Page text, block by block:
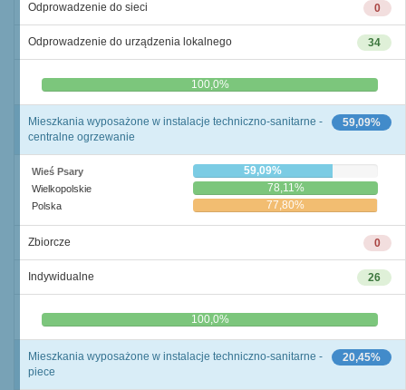
0
Odprowadzenie do sieci
34
Odprowadzenie do urządzenia lokalnego
0,0% 100,0%
59,09%
Mieszkania wyposażone w instalacje techniczno-sanitarne -
centralne ogrzewanie
Wieś Psary 59,09%
Wielkopolskie 78,11%
Polska 77,80%
0
Zbiorcze
26
Indywidualne
0,0% 100,0%
20,45%
Mieszkania wyposażone w instalacje techniczno-sanitarne -
piece